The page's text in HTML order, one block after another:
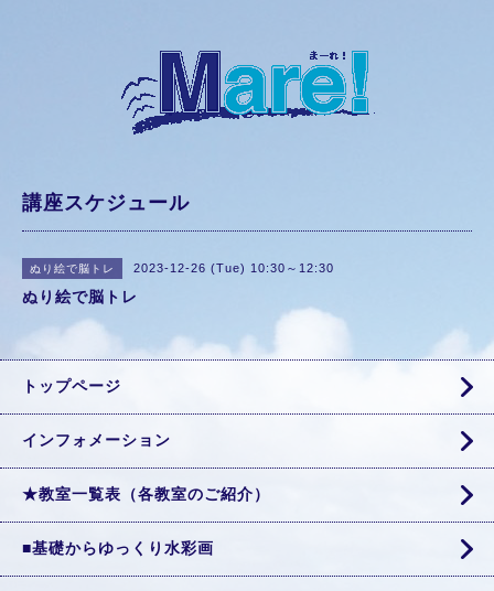
講座スケジュール
ぬり絵で脳トレ 2023-12-26 (Tue) 10:30～12:30
ぬり絵で脳トレ
トップページ
インフォメーション
★教室一覧表（各教室のご紹介）
■基礎からゆっくり水彩画